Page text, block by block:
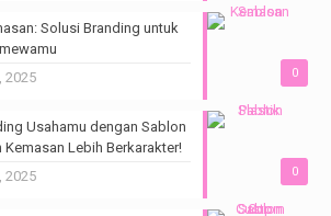
0
Solusi Branding untuk
2025
0
Usahamu dengan Sablon
Kemasan Lebih Berkarakter!
2025